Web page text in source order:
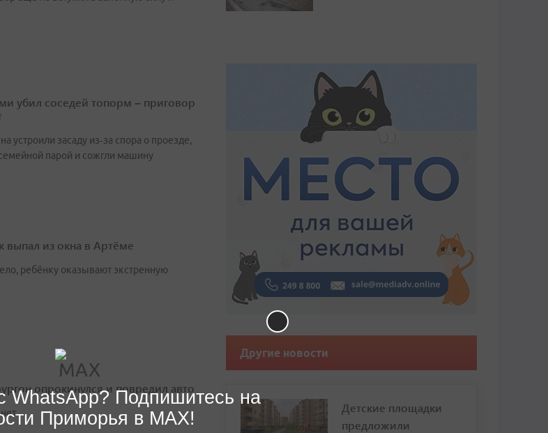
убил соседей топорм – приговор
устроили засаду из‑за спора о проезде,
парой и сожгли машину
выпал из окна в Артёме
ребёнку оказывают экстренную
опрокинулся и повредил авто
Другие новости
Детские площадки
предложили
WhatsApp? Подпишитесь на
Приморья в MAX!